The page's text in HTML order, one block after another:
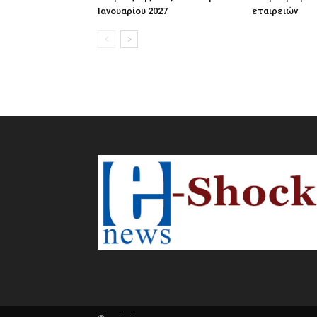
Ιανουαρίου 2027
εταιρειών